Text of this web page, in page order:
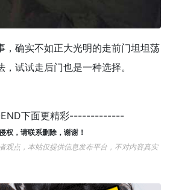
，确实不如正大光明的走前门坦坦荡
试试走后门也是一种选择。
下面更精彩-------------
权，请联系删除，谢谢！
观点，本站仅提供信息发布平台，不对内容真实